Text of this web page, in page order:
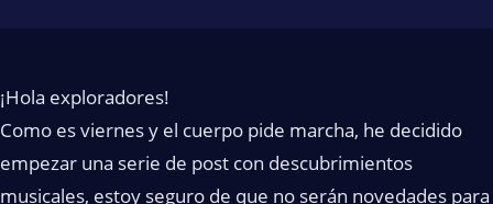
¡Hola exploradores!
Como es viernes y el cuerpo pide marcha, he decidido
empezar una serie de post con descubrimientos
musicales, estoy seguro de que no serán novedades para